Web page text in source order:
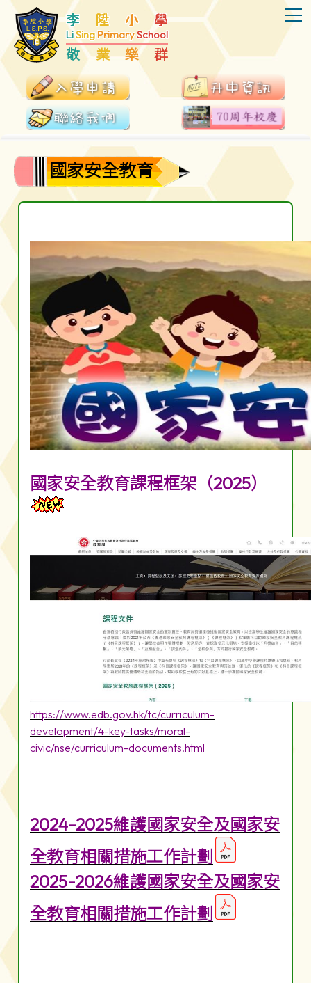
李 陞 小 學
LiSingPrimarySchool
敬 業 樂 群
國家安全教育
國家安全教育課程框架（2025）
https://www.edb.gov.hk/tc/curriculum-
development/4-key-tasks/moral-
civic/nse/curriculum-documents.html
2024-2025維護國家安全及國家安
全教育相關措施工作計劃
2025-2026維護國家安全及國家安
全教育相關措施工作計劃